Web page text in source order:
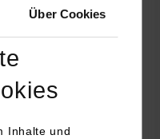
Über Cookies
Inhalte und